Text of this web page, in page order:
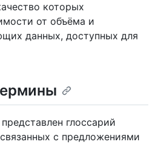
которых
от объёма и
данных, доступных для
глоссарий
с предложениями